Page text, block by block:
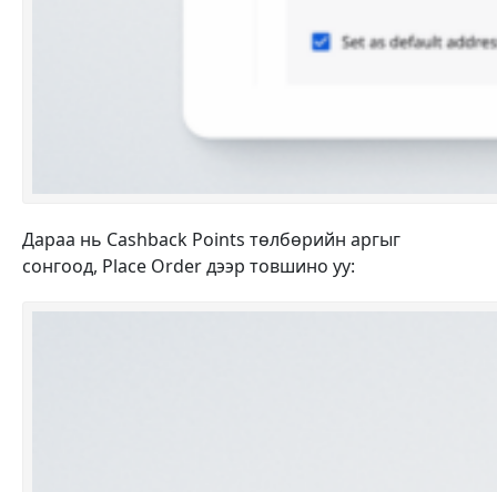
Дараа нь Cashback Points төлбөрийн аргыг
сонгоод, Place Order дээр товшино уу: